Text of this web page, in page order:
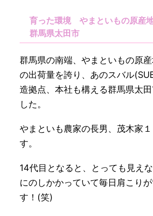
育った環境 やまといもの原産
群馬県太田市
群馬県の南端、やまといもの原
の出荷量を誇り、あのスバル
造拠点、本社も構える群馬県太
した。
やまといも農家の長男、茂木家
す。
14代目となると、とっても見え
にのしかかっていて毎日肩こり
す！(笑)